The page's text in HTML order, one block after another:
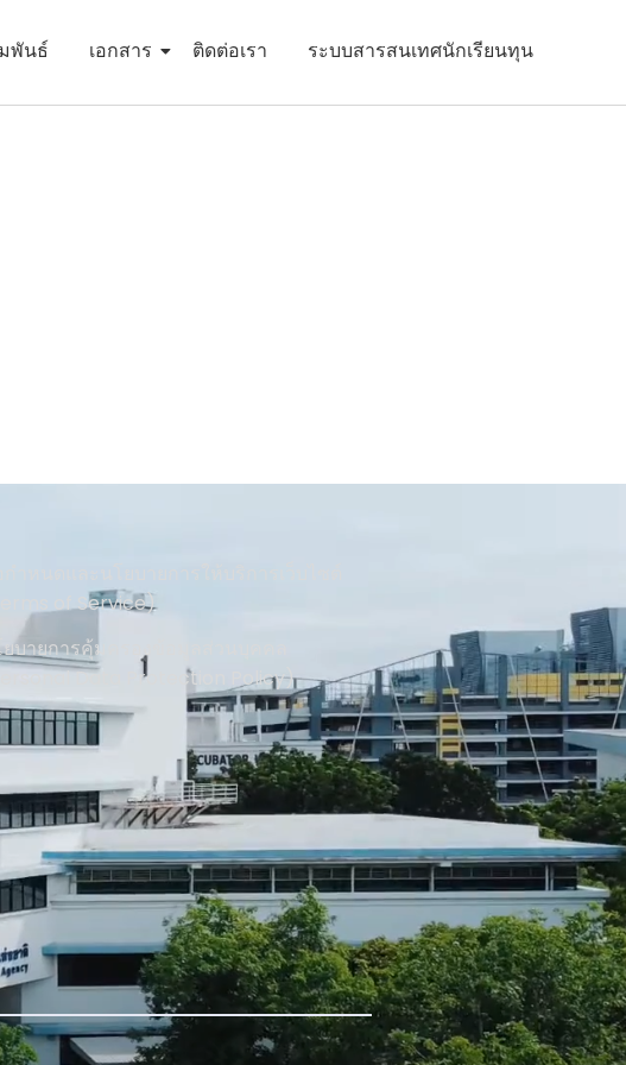
พันธ์ เอกสาร ติดต่อเรา ระบบสารสนเทศนักเรียนทุน
of Service)
บายการคุ้มครองข้อมูลส่วนบุคคล
Data Protection Policy)